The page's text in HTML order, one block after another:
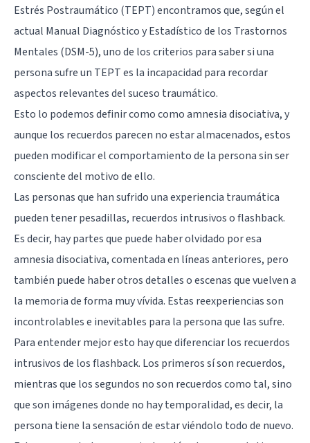
Estrés Postraumático (TEPT) encontramos que, según el
actual Manual Diagnóstico y Estadístico de los Trastornos
Mentales (DSM-5), uno de los criterios para saber si una
persona sufre un TEPT es la incapacidad para recordar
aspectos relevantes del suceso traumático.
Esto lo podemos definir como como amnesia disociativa, y
aunque los recuerdos parecen no estar almacenados, estos
pueden modificar el comportamiento de la persona sin ser
consciente del motivo de ello.
Las personas que han sufrido una experiencia traumática
pueden tener pesadillas, recuerdos intrusivos o flashback.
Es decir, hay partes que puede haber olvidado por esa
amnesia disociativa, comentada en líneas anteriores, pero
también puede haber otros detalles o escenas que vuelven a
la memoria de forma muy vívida. Estas reexperiencias son
incontrolables e inevitables para la persona que las sufre.
Para entender mejor esto hay que diferenciar los recuerdos
intrusivos de los flashback. Los primeros sí son recuerdos,
mientras que los segundos no son recuerdos como tal, sino
que son imágenes donde no hay temporalidad, es decir, la
persona tiene la sensación de estar viéndolo todo de nuevo.